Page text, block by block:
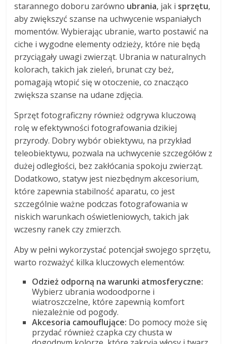
starannego doboru zarówno ubrania, jak i sprzętu,
aby zwiększyć szanse na uchwycenie wspaniałych
momentów. Wybierając ubranie, warto postawić na
ciche i wygodne elementy odzieży, które nie będą
przyciągały uwagi zwierząt. Ubrania w naturalnych
kolorach, takich jak zieleń, brunat czy beż,
pomagają wtopić się w otoczenie, co znacząco
zwiększa szanse na udane zdjęcia.
Sprzęt fotograficzny również odgrywa kluczową
rolę w efektywności fotografowania dzikiej
przyrody. Dobry wybór obiektywu, na przykład
teleobiektywu, pozwala na uchwycenie szczegółów z
dużej odległości, bez zakłócania spokoju zwierząt.
Dodatkowo, statyw jest niezbędnym akcesorium,
które zapewnia stabilność aparatu, co jest
szczególnie ważne podczas fotografowania w
niskich warunkach oświetleniowych, takich jak
wczesny ranek czy zmierzch.
Aby w pełni wykorzystać potencjał swojego sprzętu,
warto rozważyć kilka kluczowych elementów:
Odzież odporną na warunki atmosferyczne:
Wybierz ubrania wodoodporne i
wiatroszczelne, które zapewnią komfort
niezależnie od pogody.
Akcesoria camouflujące: Do pomocy może się
przydać również czapka czy chusta w